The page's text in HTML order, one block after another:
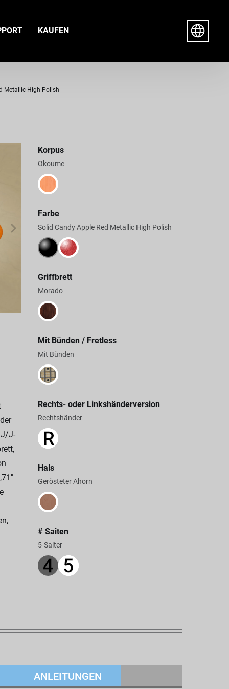
KAUFEN
Metallic High Polish
Korpus
Okoume
Farbe
Solid Candy Apple Red Metallic High Polish
Griffbrett
Morado
Mit Bünden / Fretless
Mit Bünden
Rechts- oder Linkshänderversion
Rechtshänder
Hals
Gerösteter Ahorn
# Saiten
5-Saiter
J/J-
ANLEITUNGEN